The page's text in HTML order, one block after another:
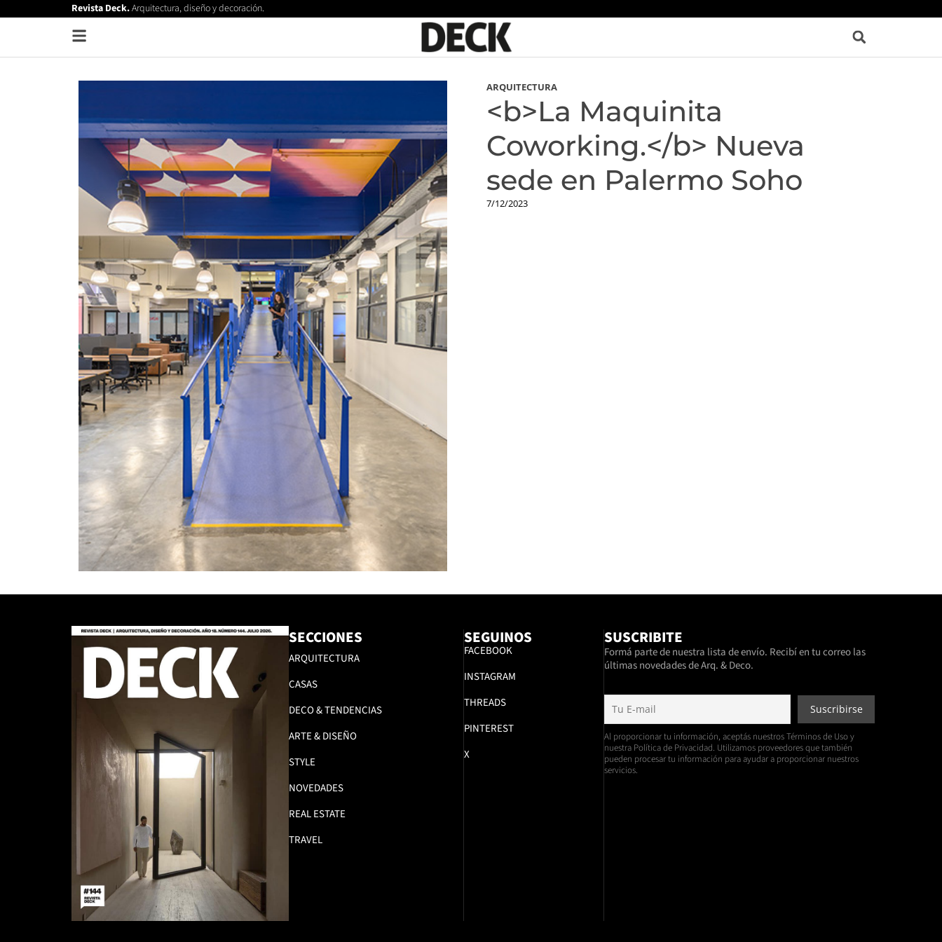
Revista Deck.Arquitectura, diseño y decoración.
ARQUITECTURA
<b>La Maquinita
Coworking.</b> Nueva
sede en Palermo Soho
7/12/2023
SECCIONES
ARQUITECTURA
CASAS
DECO & TENDENCIAS
ARTE & DISEÑO
STYLE
NOVEDADES
REAL ESTATE
TRAVEL
SEGUINOS
FACEBOOK
INSTAGRAM
THREADS
PINTEREST
X
SUSCRIBITE
Formá parte de nuestra lista de envío. Recibí en tu correo las
últimas novedades de Arq. & Deco.
Al proporcionar tu información, aceptás nuestros Términos de Uso y
nuestra Política de Privacidad. Utilizamos proveedores que también
pueden procesar tu información para ayudar a proporcionar nuestros
servicios.